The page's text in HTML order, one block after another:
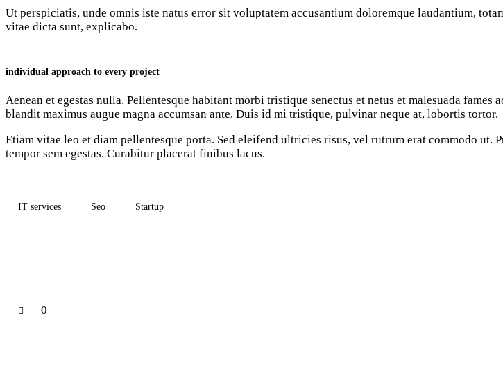
Ut perspiciatis, unde omnis iste natus error sit voluptatem accusantium doloremque laudantium,
vitae dicta sunt, explicabo.
individual approach to every project
Aenean et egestas nulla. Pellentesque habitant morbi tristique senectus et netus et malesuada
blandit maximus augue magna accumsan ante. Duis id mi tristique, pulvinar neque at, lobortis tortor.
Etiam vitae leo et diam pellentesque porta. Sed eleifend ultricies risus, vel rutrum erat commodo ut.
tempor sem egestas. Curabitur placerat finibus lacus.
IT services Seo Startup
0